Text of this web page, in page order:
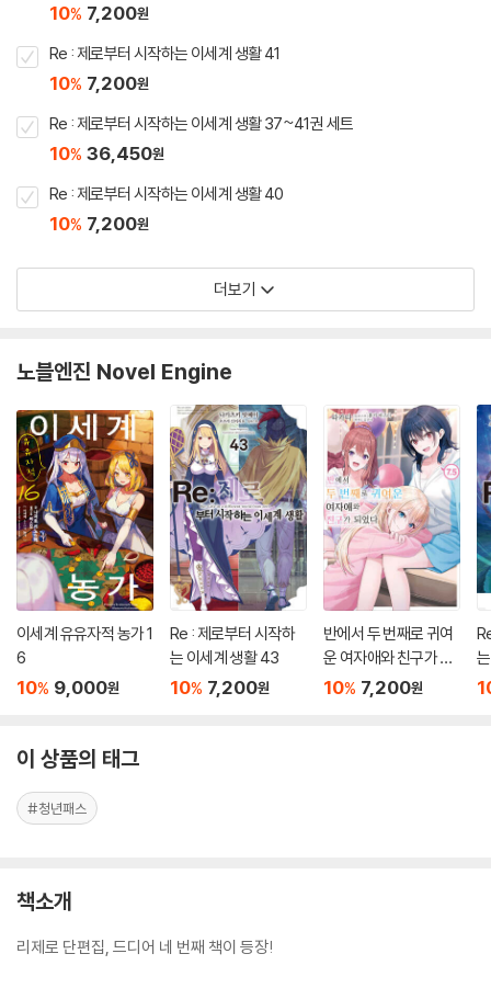
10% 7,200원
Re : 제로부터 시작하는 이세계 생활 41
10% 7,200원
Re : 제로부터 시작하는 이세계 생활 37~41권 세트
10% 36,450원
Re : 제로부터 시작하는 이세계 생활 40
10% 7,200원
더보기
노블엔진 Novel Engine
이세계 유유자적 농가 1
6
10% 9,000원
Re : 제로부터 시작하
는 이세계 생활 43
10% 7,200원
반에서 두 번째로 귀여
운 여자애와 친구가 되
었다 7.5
10% 7,200원
이 상품의 태그
#청년패스
책소개
리제로 단편집, 드디어 네 번째 책이 등장!